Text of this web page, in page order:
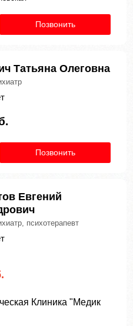
Позвонить
Татьяна Олеговна
Позвонить
Евгений
психотерапевт
Клиника "Медик